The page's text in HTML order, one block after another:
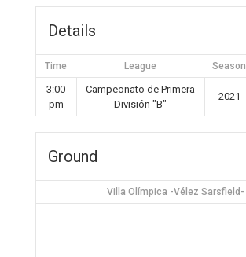
Details
Time League Season
3:00
pm
Campeonato de Primera
División "B"
2021
Ground
Villa Olímpica -Vélez Sarsfield-